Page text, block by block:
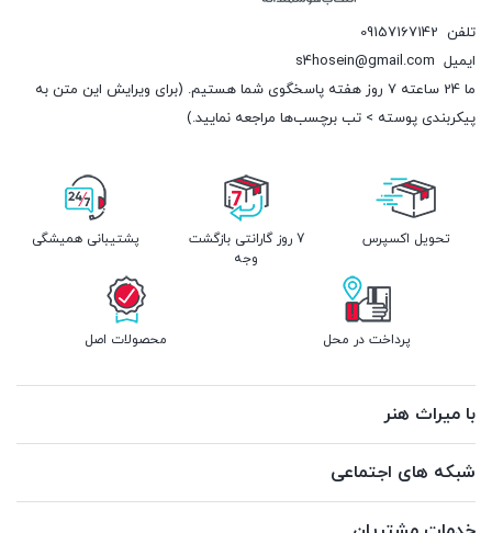
تلفن 09157167142
ایمیل s4hosein@gmail.com
ما 24 ساعته 7 روز هفته پاسخگوی شما هستیم. (برای ویرایش این متن به
پیکربندی پوسته > تب برچسب‌ها مراجعه نمایید.)
تحویل اکسپرس
7 روز گارانتی بازگشت
وجه
پشتیبانی همیشگی
پرداخت در محل محصولات اصل
با میراث هنر
شبکه های اجتماعی